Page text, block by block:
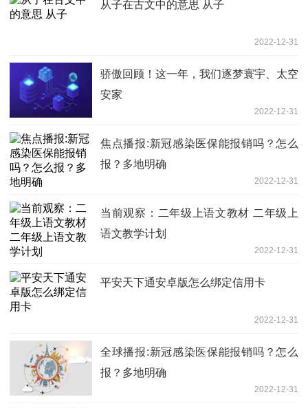
从子在古文中的意思 从子
2022-12-31
骄傲回顾！这一年，我们逐梦寰宇、太空
安家
2022-12-31
焦点播报:新冠感染医保能报销吗？怎么
报？多地明确
2022-12-31
当前观察：二年级上语文教材 二年级上
语文教学计划
2022-12-31
平安天下通安卓版怎么绑定信用卡
2022-12-31
全球播报:新冠感染医保能报销吗？怎么
报？多地明确
2022-12-31